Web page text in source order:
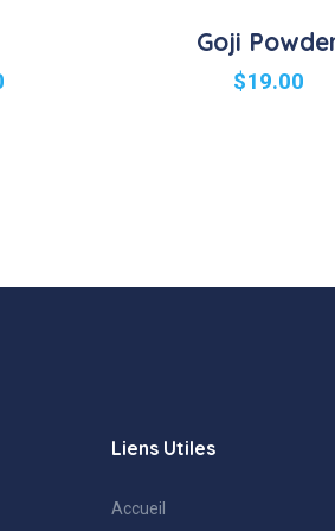
Goji
$19.00
Liens Utiles
Accueil